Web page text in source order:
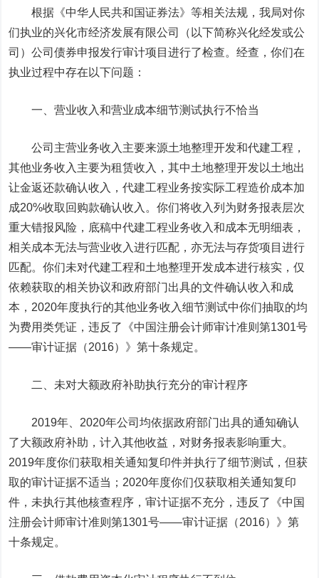
根据《中华人民共和国证券法》等相关法规，我局对你
们执业的兴化市经济发展有限公司（以下简称兴化经发或公
司）公司债券申报发行审计项目进行了检查。经查，你们在
执业过程中存在以下问题：
一、营业收入和营业成本细节测试执行不恰当
公司主营业务收入主要来源土地整理开发和代建工程，
其他业务收入主要为租赁收入，其中土地整理开发以土地出
让金返还款确认收入，代建工程业务按实际工程造价成本加
成20%收取回购款确认收入。你们将收入列为财务报表层次
重大错报风险，底稿中代建工程业务收入和成本无明细表，
相关成本无法与营业收入进行匹配，亦无法与存货项目进行
匹配。你们未对代建工程和土地整理开发成本进行核实，仅
依赖获取的相关协议和政府部门出具的文件确认收入和成
本，2020年度执行的其他业务收入细节测试中你们抽取的均
为费用类凭证，违反了《中国注册会计师审计准则第1301号
——审计证据（2016）》第十条规定。
二、未对大额政府补助执行充分的审计程序
2019年、2020年公司均依据政府部门出具的通知确认
了大额政府补助，计入其他收益，对财务报表影响重大。
2019年度你们获取相关通知复印件并执行了细节测试，但获
取的审计证据不适当；2020年度你们仅获取相关通知复印
件，未执行其他核查程序，审计证据不充分，违反了《中国
注册会计师审计准则第1301号——审计证据（2016）》第
十条规定。